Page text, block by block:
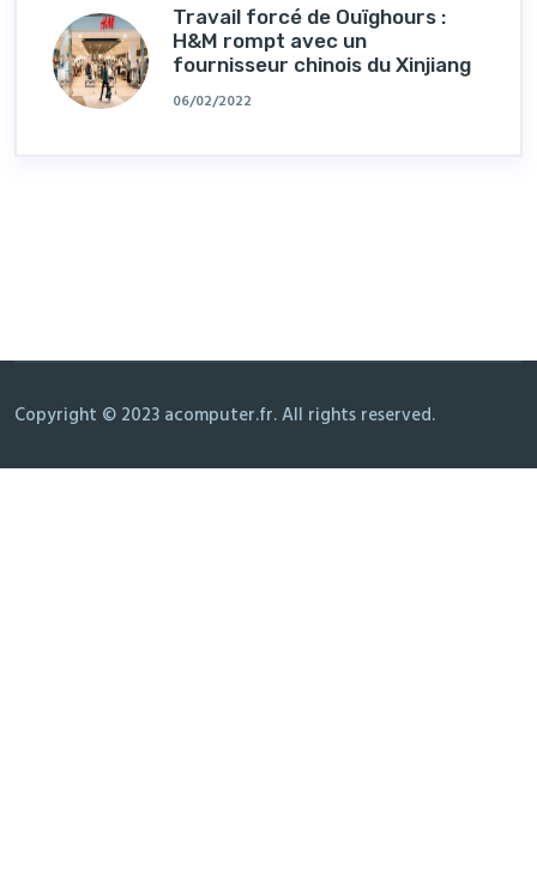
Travail forcé de Ouïghours :
H&M rompt avec un
fournisseur chinois du Xinjiang
06/02/2022
Copyright © 2023 acomputer.fr. All rights reserved.